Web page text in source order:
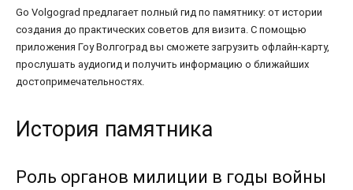
Go Volgograd предлагает полный гид по памятнику: от истории
создания до практических советов для визита. С помощью
приложения Гоу Волгоград вы сможете загрузить офлайн-карту,
прослушать аудиогид и получить информацию о ближайших
достопримечательностях.
История памятника
Роль органов милиции в годы войны